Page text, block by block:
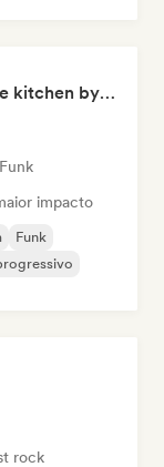
cooking and dancing in the kitchen by Cookfy
Funk
impacto
Funk
rock